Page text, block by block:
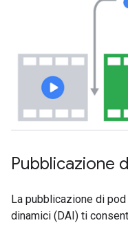
Pubblicazione
La pubblicazione di
dinamici (DAI) ti